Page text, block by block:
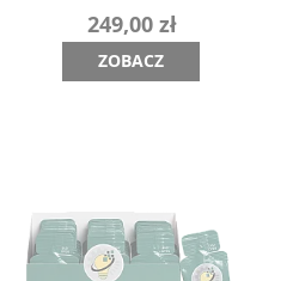
249,00 zł
ZOBACZ